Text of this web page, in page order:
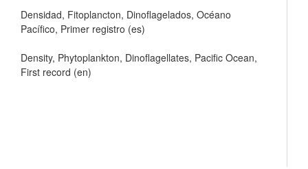
Densidad, Fitoplancton, Dinoflagelados, Océano
Pacífico, Primer registro (es)
Density, Phytoplankton, Dinoflagellates, Pacific Ocean,
First record (en)